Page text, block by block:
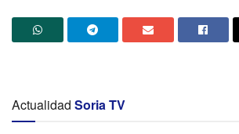
Actualidad Soria TV